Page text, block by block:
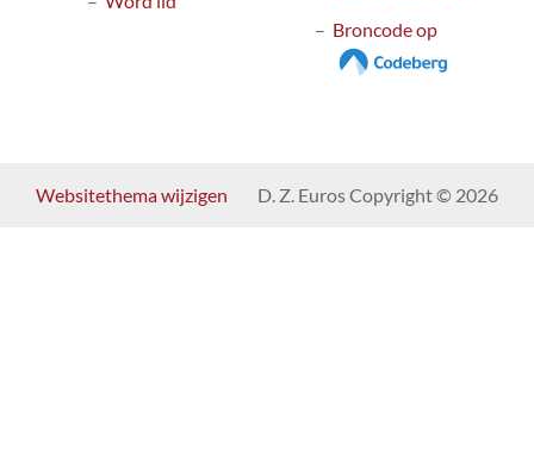
Broncode op
Websitethema wijzigen D. Z. Euros Copyright © 2026